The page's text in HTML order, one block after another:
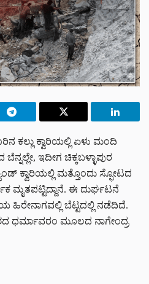
ಕಲ್ಲು ಕ್ವಾರಿಯಲ್ಲಿ ಏಳು ಮಂದಿ
ಇದೀಗ ಚಿಕ್ಕಬಳ್ಳಾಪುರ
ಕ್ವಾರಿಯಲ್ಲಿ ಮತ್ತೊಂದು ಸ್ಫೋಟದ
ಮೃತಪಟ್ಟಿದ್ದಾನೆ. ಈ ದುರ್ಘಟನೆ
ಹಿರೇನಾಗವಲ್ಲಿ ಬೆಟ್ಟದಲ್ಲಿ ನಡೆದಿದೆ.
ಧರ್ಮಾವರಂ ಮೂಲದ ನಾಗೇಂದ್ರ